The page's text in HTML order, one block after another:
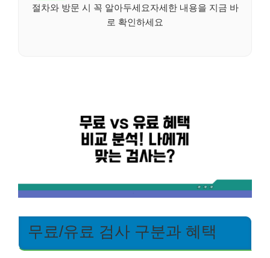
절차와 방문 시 꼭 알아두세요자세한 내용을 지금 바
로 확인하세요
무료/유료 검사 구분과 혜택